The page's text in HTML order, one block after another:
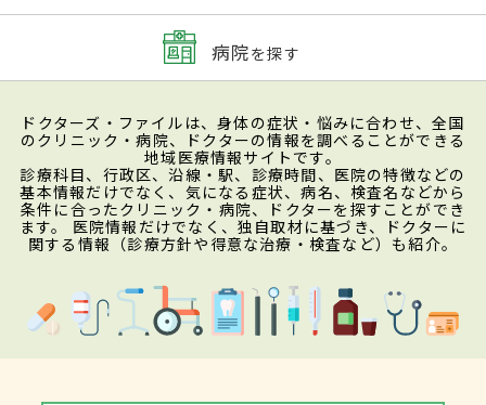
病院を探す
ドクターズ・ファイルは、身体の症状・悩みに合わせ、全国
のクリニック・病院、ドクターの情報を調べることができる
地域医療情報サイトです。
診療科目、行政区、沿線・駅、診療時間、医院の特徴などの
基本情報だけでなく、気になる症状、病名、検査名などから
条件に合ったクリニック・病院、ドクターを探すことができ
ます。 医院情報だけでなく、独自取材に基づき、ドクターに
関する情報（診療方針や得意な治療・検査など）も紹介。